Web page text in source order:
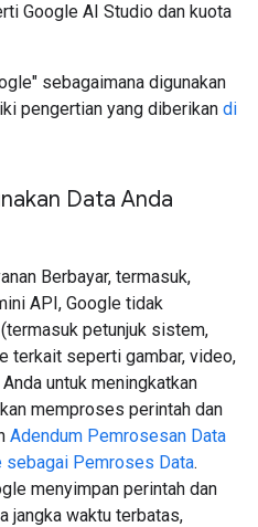
Google AI Studio dan kuota
sebagaimana digunakan
pengertian yang diberikan di
Data Anda
Berbayar, termasuk,
API, Google tidak
petunjuk sistem,
terkait seperti gambar, video,
untuk meningkatkan
memproses perintah dan
Adendum Pemrosesan Data
sebagai Pemroses Data.
menyimpan perintah dan
jangka waktu terbatas,